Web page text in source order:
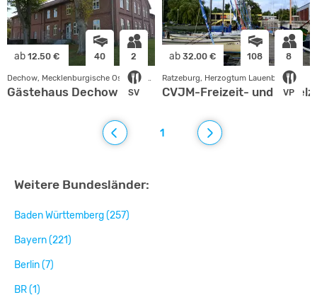
ab 12.50 € 40 2
SV
Gästehaus Dechow
ab 32.00 € 108 8
VP
Ratzeburg, Herzogtum Lauenburg
CVJM-Freizeit- und
1
Weitere Bundesländer:
Baden Württemberg (257)
Bayern (221)
Berlin (7)
BR (1)